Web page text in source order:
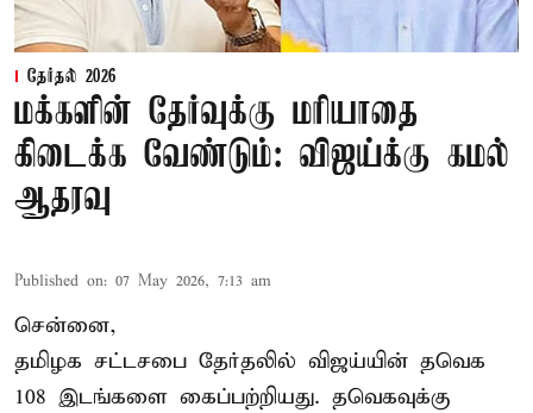
தேர்தல் 2026
மக்களின் தேர்வுக்கு மரியாதை
கிடைக்க வேண்டும்: விஜய்க்கு கமல்
ஆதரவு
Published on: 07 May 2026, 7:13 am
சென்னை,
தமிழக சட்டசபை தேர்தலில் விஜய்யின் தவெக
108 இடங்களை கைப்பற்றியது. தவெகவுக்கு